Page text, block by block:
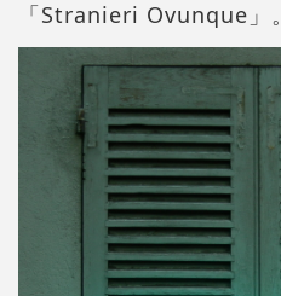
「Stranieri Ovunque」。